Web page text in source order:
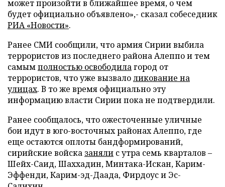
может произойти в ближайшее время, о чем
будет официально объявлено»,- сказал собеседник
РИА «Новости».
Ранее СМИ сообщили, что армия Сирии выбила
террористов из последнего района Алеппо и тем
самымполностью освободилагород от
террористов, что уже вызвалоликование на
улицах. В то же время официально эту
информацию власти Сирии пока не подтвердили.
Ранее сообщалось, что ожесточенные уличные
бои идут в юго-восточных районах Алеппо, где
еще остаются оплоты бандформирований,
сирийские войска заняли с утра семь кварталов –
Шейх-Саид, Шаххадин, Минтака-Искан, Карим-
Эффенди, Карим-эд-Даада, Фирдоус и Эс-